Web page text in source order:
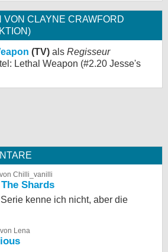
VON CLAYNE CRAWFORD
(TV) als Regisseur
Lethal Weapon (#2.20 Jesse's
Chilli_vanilli
Shards
kenne ich nicht, aber die
Lena